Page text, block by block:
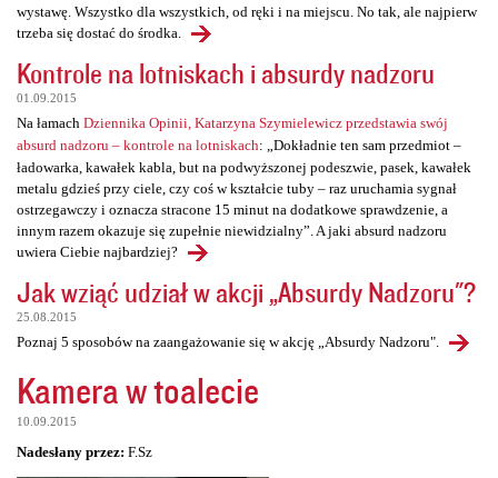
wystawę. Wszystko dla wszystkich, od ręki i na miejscu. No tak, ale najpierw
trzeba się dostać do środka.
Kontrole na lotniskach i absurdy nadzoru
01.09.2015
Na łamach Dziennika Opinii, Katarzyna Szymielewicz przedstawia swój
absurd nadzoru – kontrole na lotniskach: „Dokładnie ten sam przedmiot –
ładowarka, kawałek kabla, but na podwyższonej podeszwie, pasek, kawałek
metalu gdzieś przy ciele, czy coś w kształcie tuby – raz uruchamia sygnał
ostrzegawczy i oznacza stracone 15 minut na dodatkowe sprawdzenie, a
innym razem okazuje się zupełnie niewidzialny”. A jaki absurd nadzoru
uwiera Ciebie najbardziej?
Jak wziąć udział w akcji „Absurdy Nadzoru"?
25.08.2015
Poznaj 5 sposobów na zaangażowanie się w akcję „Absurdy Nadzoru".
Kamera w toalecie
10.09.2015
Nadesłany przez: F.Sz